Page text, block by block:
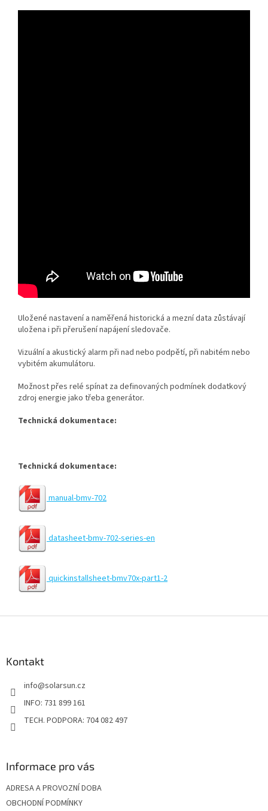
Uložené nastavení a naměřená historická a mezní data zůstávají
uložena i při přerušení napájení sledovače.
Vizuální a akustický alarm při nad nebo podpětí, při nabitém nebo
vybitém akumulátoru.
Možnost přes relé spínat za definovaných podmínek dodatkový
zdroj energie jako třeba generátor.
Technická dokumentace:
Technická dokumentace:
manual-bmv-702
datasheet-bmv-702-series-en
quickinstallsheet-bmv70x-part1-2
Kontakt
info@solarsun.cz
INFO: 731 899 161
TECH. PODPORA: 704 082 497
Informace pro vás
ADRESA A PROVOZNÍ DOBA
OBCHODNÍ PODMÍNKY